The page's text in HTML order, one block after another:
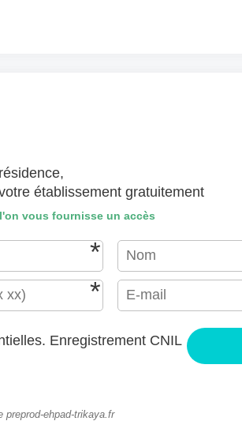
les CGU (https://www.preprod-ehpad-trikaya.fr/
ENVOYER
établissement gratuitement
vous fournisse un accès
Enregistrement CNIL
preprod-ehpad-trikaya.fr